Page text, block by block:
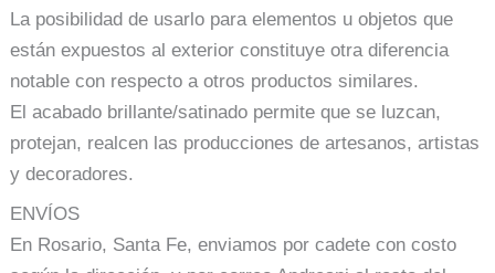
La posibilidad de usarlo para elementos u objetos que
están expuestos al exterior constituye otra diferencia
notable con respecto a otros productos similares.
El acabado brillante/satinado permite que se luzcan,
protejan, realcen las producciones de artesanos, artistas
y decoradores.
ENVÍOS
En Rosario, Santa Fe, enviamos por cadete con costo